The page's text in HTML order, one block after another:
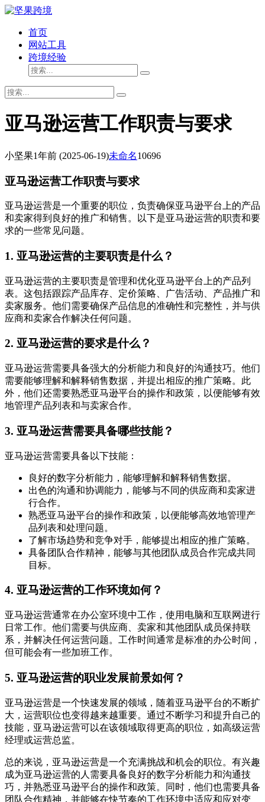
首页
网站工具
跨境经验
亚马逊运营工作职责与要求
小坚果1年前 (2025-06-19)未命名10696
亚马逊运营工作职责与要求
亚马逊运营是一个重要的职位，负责确保亚马逊平台上的产品
和卖家得到良好的推广和销售。以下是亚马逊运营的职责和要
求的一些常见问题。
1. 亚马逊运营的主要职责是什么？
亚马逊运营的主要职责是管理和优化亚马逊平台上的产品列
表。这包括跟踪产品库存、定价策略、广告活动、产品推广和
卖家服务。他们需要确保产品信息的准确性和完整性，并与供
应商和卖家合作解决任何问题。
2. 亚马逊运营的要求是什么？
亚马逊运营需要具备强大的分析能力和良好的沟通技巧。他们
需要能够理解和解释销售数据，并提出相应的推广策略。此
外，他们还需要熟悉亚马逊平台的操作和政策，以便能够有效
地管理产品列表和与卖家合作。
3. 亚马逊运营需要具备哪些技能？
亚马逊运营需要具备以下技能：
良好的数字分析能力，能够理解和解释销售数据。
出色的沟通和协调能力，能够与不同的供应商和卖家进
行合作。
熟悉亚马逊平台的操作和政策，以便能够高效地管理产
品列表和处理问题。
了解市场趋势和竞争对手，能够提出相应的推广策略。
具备团队合作精神，能够与其他团队成员合作完成共同
目标。
4. 亚马逊运营的工作环境如何？
亚马逊运营通常在办公室环境中工作，使用电脑和互联网进行
日常工作。他们需要与供应商、卖家和其他团队成员保持联
系，并解决任何运营问题。工作时间通常是标准的办公时间，
但可能会有一些加班工作。
5. 亚马逊运营的职业发展前景如何？
亚马逊运营是一个快速发展的领域，随着亚马逊平台的不断扩
大，运营职位也变得越来越重要。通过不断学习和提升自己的
技能，亚马逊运营可以在该领域取得更高的职位，如高级运营
经理或运营总监。
总的来说，亚马逊运营是一个充满挑战和机会的职位。有兴趣
成为亚马逊运营的人需要具备良好的数字分析能力和沟通技
巧，并熟悉亚马逊平台的操作和政策。同时，他们也需要具备
团队合作精神，并能够在快节奏的工作环境中适应和应对变